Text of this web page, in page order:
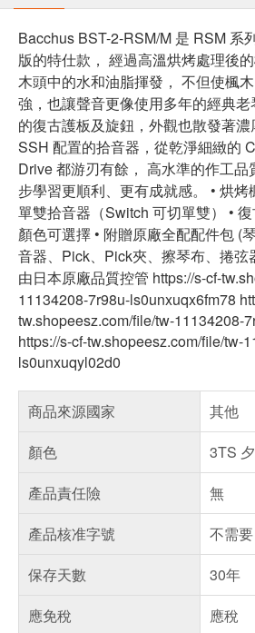
Bacchus BST-2-RSM/M 是 RSM 系
版的特仕款， 經過高溫烘烤處理後
木頭中的水和油脂揮發， 不但使楓
強，也讓聲音更像使用多年的經典
的復古護板及旋鈕，外觀也散發著濃
SSH 配置的拾音器，從乾淨細緻的
Drive 都游刃有餘， 高水準的作工品
步學習更順利、更有成就感。 • 烘烤
單雙拾音器（Switch 可切單雙） •
顏色可選擇 • 附贈原廠全配配件包 (
音器、Pick、Pick夾、擦琴布、捲弦
由日本原廠品質控管 https://s-cf-
11134208-7r98u-ls0unxuqx6fm78
tw.shopeesz.com/file/tw-11134208-
https://s-cf-tw.shopeesz.com/file/tw-
ls0unxuqyl02d0
商品來源國家
其他
顏色
3TS
產品責任險
無
產品核准字號
不需要
保存天數
30年
應免稅
應稅